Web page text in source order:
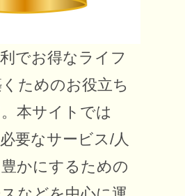
でお得なライフ
ためのお役立ち
本サイトでは
要なサービス/人
かにするための